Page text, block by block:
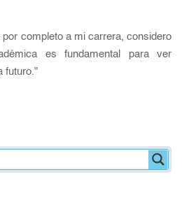
completo a mi carrera, considero
es fundamental para ver
futuro."